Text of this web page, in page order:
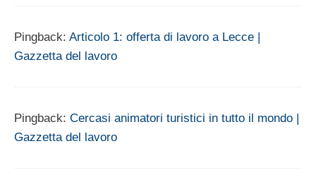
Pingback: Articolo 1: offerta di lavoro a Lecce |
Gazzetta del lavoro
Pingback: Cercasi animatori turistici in tutto il mondo |
Gazzetta del lavoro